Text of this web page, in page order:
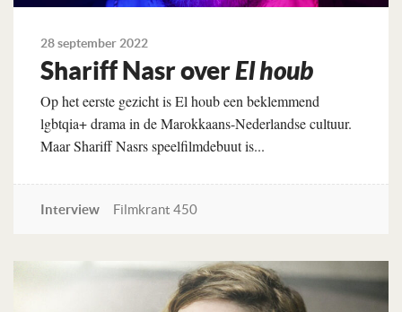
28 september 2022
Shariff Nasr overEl houb
Op het eerste gezicht is El houb een beklemmend
lgbtqia+ drama in de Marokkaans-Nederlandse cultuur.
Maar Shariff Nasrs speelfilmdebuut is...
Interview Filmkrant 450